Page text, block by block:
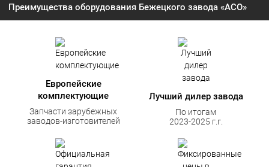
Преимущества оборудования Бежецкого завода «АСО»
Европейские
комплектующие
Запчасти зарубежных
заводов-изготовителей
Лучший дилер завода
По итогам
2023-2025 г.г.